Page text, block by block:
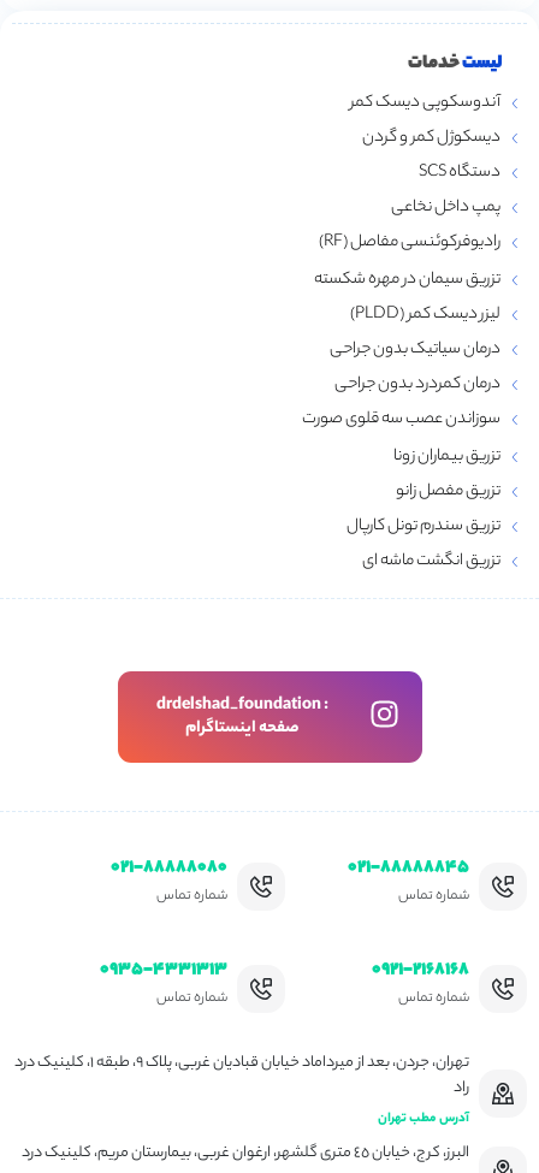
لیستخدمات
آندوسکوپی دیسک کمر
دیسکوژل کمر و گردن
دستگاه SCS
پمپ داخل نخاعی
رادیوفرکوئنسی مفاصل (RF)
تزریق سیمان در مهره شکسته
لیزر دیسک کمر (PLDD)
درمان سیاتیک بدون جراحی
درمان کمردرد بدون جراحی
سوزاندن عصب سه قلوی صورت
تزریق بیماران زونا
تزریق مفصل زانو
تزریق سندرم تونل کارپال
تزریق انگشت ماشه‌ ای
drdelshad_foundation :
صفحه اینستاگرام
۰۲۱-۸۸۸۸۸۸۴۵
شماره تماس
۰۲۱-۸۸۸۸۸۰۸۰
شماره تماس
۰۹۲۱-۲۱۶۸۱۶۸
شماره تماس
۰۹۳۵-۴۳۳۱۳۱۳
شماره تماس
تهران، جردن، بعد از میرداماد خیابان قبادیان غربی، پلاک ۹، طبقه ۱، کلینیک درد
راد
آدرس مطب تهران
البرز، کرج، خیابان ٤٥ متری گلشهر، ارغوان غربی، بیمارستان مریم، کلینیک درد